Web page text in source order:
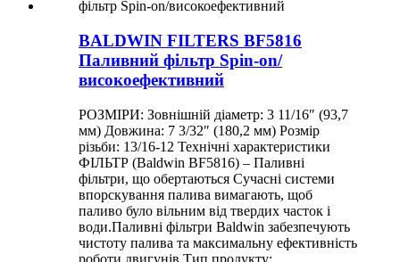
BALDWIN FILTERS BF5816
Паливний фільтр Spin-on/
високоефективний
РОЗМІРИ: Зовнішній діаметр: 3 11/16″ (93,7
мм) Довжина: 7 3/32″ (180,2 мм) Розмір
різьби: 13/16-12 Технічні характеристики
ФІЛЬТР (Baldwin BF5816) – Паливні
фільтри, що обертаються Сучасні системи
впорскування палива вимагають, щоб
паливо було вільним від твердих часток і
води.Паливні фільтри Baldwin забезпечують
чистоту палива та максимальну ефективність
роботи двигунів.Тип продукту: